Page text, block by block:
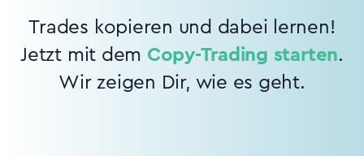
Trades kopieren und dabei lernen!
Jetzt mit dem Copy-Trading starten.
Wir zeigen Dir, wie es geht.